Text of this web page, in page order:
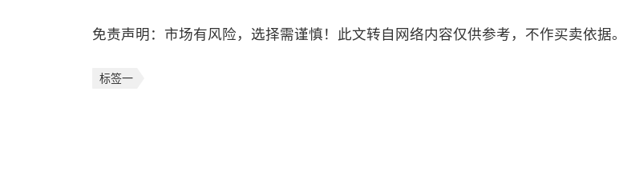
免责声明：市场有风险，选择需谨慎！此文转自网络内容仅供参考，不作买卖依据。
标签一